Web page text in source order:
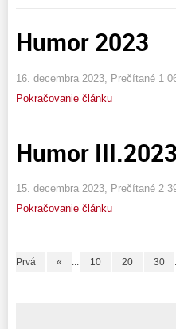
Humor 2023
16. decembra 2023, Prečítané 1
Pokračovanie článku
Humor III.2023
15. decembra 2023, Prečítané 2
Pokračovanie článku
Prvá « ... 10 20 30